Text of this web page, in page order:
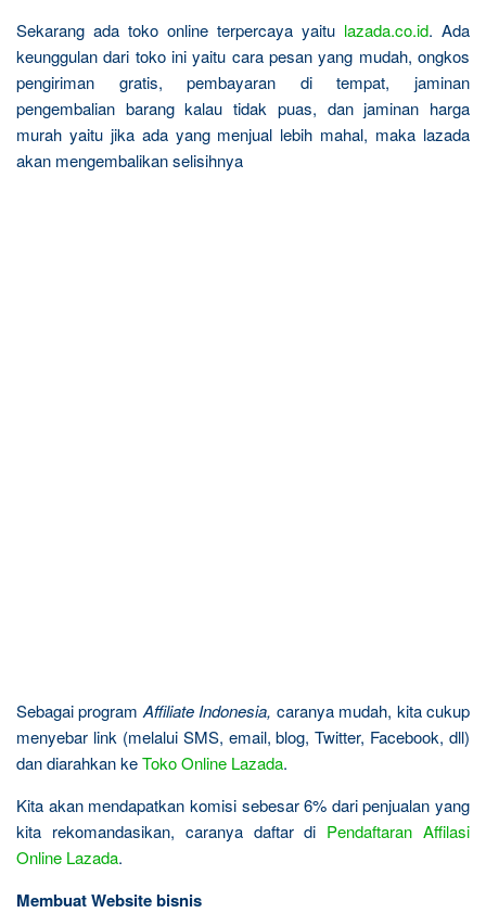
Sekarang ada toko online terpercaya yaitu lazada.co.id. Ada
keunggulan dari toko ini yaitu cara pesan yang mudah, ongkos
pengiriman gratis, pembayaran di tempat, jaminan
pengembalian barang kalau tidak puas, dan jaminan harga
murah yaitu jika ada yang menjual lebih mahal, maka lazada
akan mengembalikan selisihnya
Sebagai program Affiliate Indonesia, caranya mudah, kita cukup
menyebar link (melalui SMS, email, blog, Twitter, Facebook, dll)
dan diarahkan keToko Online Lazada.
Kita akan mendapatkan komisi sebesar 6% dari penjualan yang
kita rekomandasikan, caranya daftar di Pendaftaran Affilasi
Online Lazada.
Membuat Website bisnis